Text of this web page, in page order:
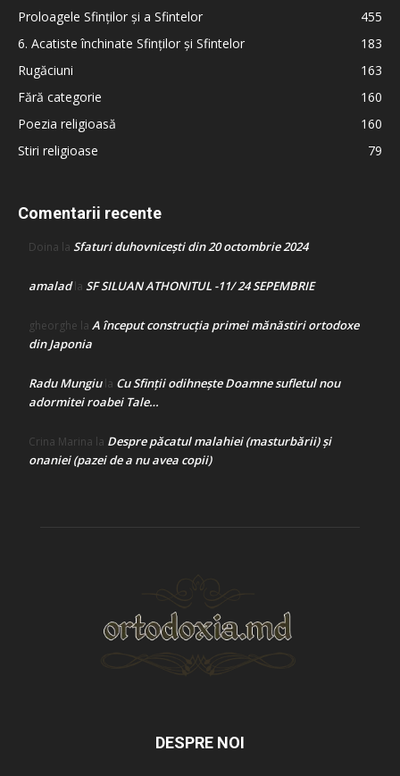
Proloagele Sfinților și a Sfintelor
455
6. Acatiste închinate Sfinților și Sfintelor
183
Rugăciuni
163
Fără categorie
160
Poezia religioasă
160
Stiri religioase
79
Comentarii recente
Doina la Sfaturi duhovnicești din 20 octombrie 2024
amaladla SF SILUAN ATHONITUL -11/ 24 SEPEMBRIE
gheorghe la A început construcţia primei mănăstiri ortodoxe
din Japonia
Radu Mungiula Cu Sfinții odihnește Doamne sufletul nou
adormitei roabei Tale…
Crina Marina la Despre păcatul malahiei (masturbării) şi
onaniei (pazei de a nu avea copii)
DESPRE NOI